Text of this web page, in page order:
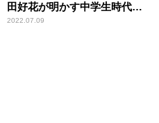
田好花が明かす中学生時代の
恥ずかしい一人称に苦笑
2022.07.09